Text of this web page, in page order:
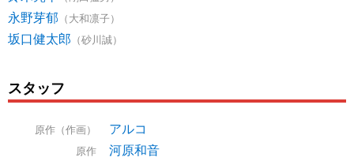
永野芽郁 （大和凛子）
坂口健太郎 （砂川誠）
スタッフ
原作（作画） アルコ
原作 河原和音